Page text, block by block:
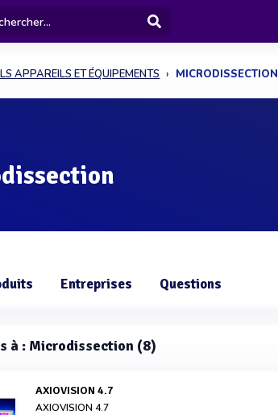
APPAREILS ET ÉQUIPEMENTS MICRODISSECTION
Entreprises Questions
à : Microdissection (8)
AXIOVISION 4.7
AXIOVISION 4.7